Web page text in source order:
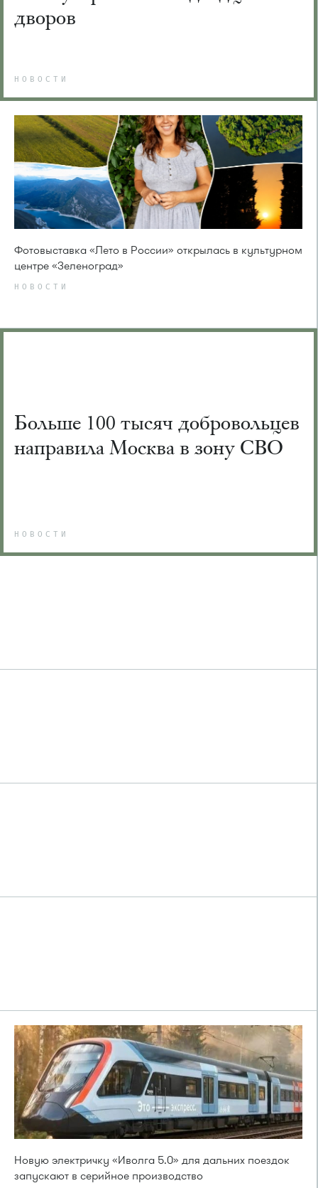
дворов
НОВОСТИ
Фотовыставка «Лето в России» открылась в культурном
центре «Зеленоград»
НОВОСТИ
Больше 100 тысяч добровольцев
направила Москва в зону СВО
НОВОСТИ
Новую электричку «Иволга 5.0» для дальних поездок
запускают в серийное производство